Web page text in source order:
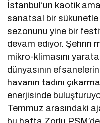
İstanbul’un kaotik
sanatsal bir
sezonunu yine bir
devam ediyor. Şehrin
mikro-klimasını
dünyasının
havanın tadını
enerjisinde
Temmuz arasındaki